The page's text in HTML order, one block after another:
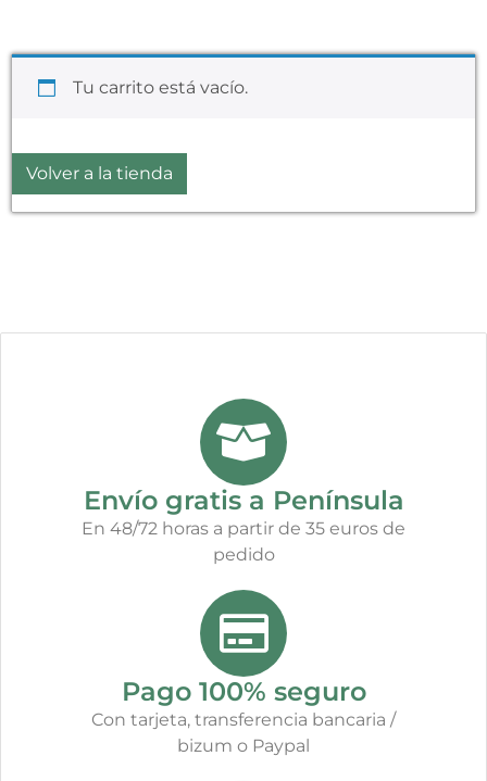
Tu carrito está vacío.
Volver a la tienda
Envío gratis a Península
En 48/72 horas a partir de 35 euros de
pedido
Pago 100% seguro
Con tarjeta, transferencia bancaria /
bizum o Paypal